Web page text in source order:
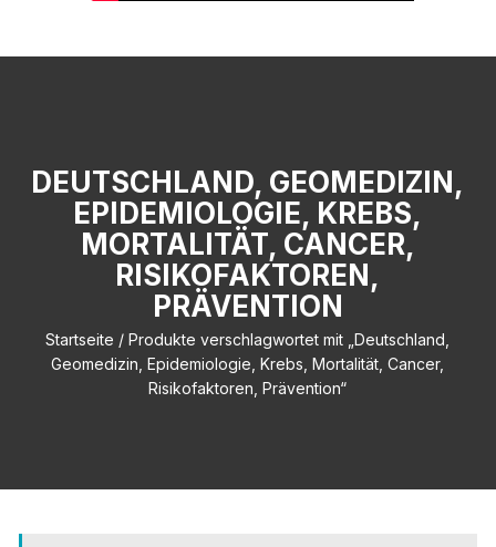
DEUTSCHLAND, GEOMEDIZIN,
EPIDEMIOLOGIE, KREBS,
MORTALITÄT, CANCER,
RISIKOFAKTOREN,
PRÄVENTION
Startseite / Produkte verschlagwortet mit „Deutschland,
Geomedizin, Epidemiologie, Krebs, Mortalität, Cancer,
Risikofaktoren, Prävention“